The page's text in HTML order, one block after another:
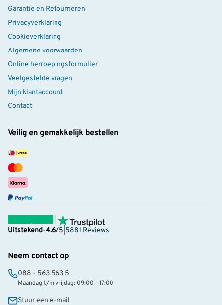
Garantie en Retourneren
Privacyverklaring
Cookieverklaring
Algemene voorwaarden
Online herroepingsformulier
Veelgestelde vragen
Mijn klantaccount
Contact
Veilig en gemakkelijk bestellen
Uitstekend-4.6/5 5881 Reviews
Neem contact op
088 - 563 563 5
Maandag t/m vrijdag: 09:00 - 17:00
Stuur een e-mail